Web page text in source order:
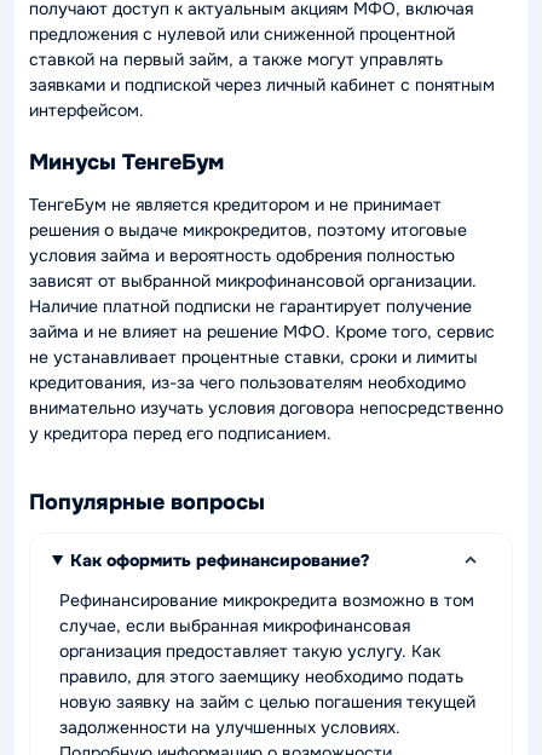
получают доступ к актуальным акциям МФО, включая
предложения с нулевой или сниженной процентной
ставкой на первый займ, а также могут управлять
заявками и подпиской через личный кабинет с понятным
интерфейсом.
Минусы ТенгеБум
ТенгеБум не является кредитором и не принимает
решения о выдаче микрокредитов, поэтому итоговые
условия займа и вероятность одобрения полностью
зависят от выбранной микрофинансовой организации.
Наличие платной подписки не гарантирует получение
займа и не влияет на решение МФО. Кроме того, сервис
не устанавливает процентные ставки, сроки и лимиты
кредитования, из-за чего пользователям необходимо
внимательно изучать условия договора непосредственно
у кредитора перед его подписанием.
Популярные вопросы
Как оформить рефинансирование?
Рефинансирование микрокредита возможно в том
случае, если выбранная микрофинансовая
организация предоставляет такую услугу. Как
правило, для этого заемщику необходимо подать
новую заявку на займ с целью погашения текущей
задолженности на улучшенных условиях.